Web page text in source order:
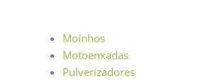
Moínhos
Motoenxadas
Pulverizadores